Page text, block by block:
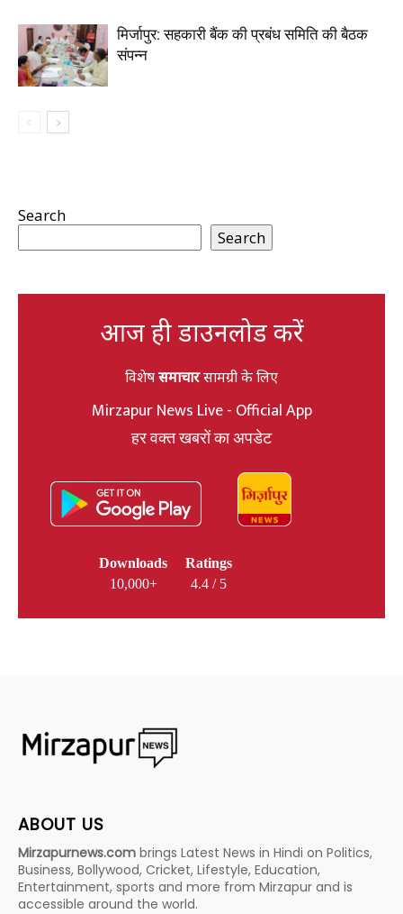
मिर्जापुर: सहकारी बैंक की प्रबंध समिति की बैठक
संपन्न
Search
Search
आज ही डाउनलोड करें
विशेषसमाचारसामग्री के लिए
Mirzapur News Live - Official App
हर वक्त खबरों का अपडेट
Downloads
10,000+
Ratings
4.4 / 5
ABOUT US
Mirzapurnews.com brings Latest News in Hindi on Politics,
Business, Bollywood, Cricket, Lifestyle, Education,
Entertainment, sports and more from Mirzapur and is
accessible around the world.